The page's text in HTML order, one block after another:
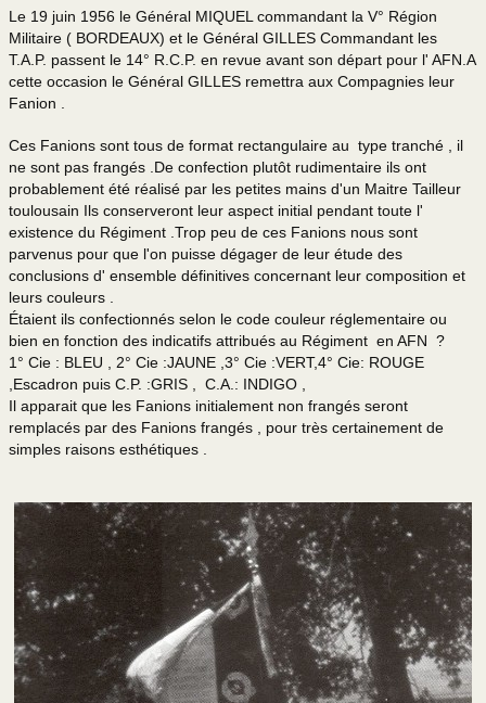
Le 19 juin 1956 le Général MIQUEL commandant la V° Région
Militaire ( BORDEAUX) et le Général GILLES Commandant les
T.A.P. passent le 14° R.C.P. en revue avant son départ pour l' AFN.A
cette occasion le Général GILLES remettra aux Compagnies leur
Fanion .
Ces Fanions sont tous de format rectangulaire au type tranché , il
ne sont pas frangés .De confection plutôt rudimentaire ils ont
probablement été réalisé par les petites mains d'un Maitre Tailleur
toulousain Ils conserveront leur aspect initial pendant toute l'
existence du Régiment .Trop peu de ces Fanions nous sont
parvenus pour que l'on puisse dégager de leur étude des
conclusions d' ensemble définitives concernant leur composition et
leurs couleurs .
Étaient ils confectionnés selon le code couleur réglementaire ou
bien en fonction des indicatifs attribués au Régiment en AFN ?
1° Cie : BLEU , 2° Cie :JAUNE ,3° Cie :VERT,4° Cie: ROUGE
,Escadron puis C.P. :GRIS , C.A.: INDIGO ,
Il apparait que les Fanions initialement non frangés seront
remplacés par des Fanions frangés , pour très certainement de
simples raisons esthétiques .